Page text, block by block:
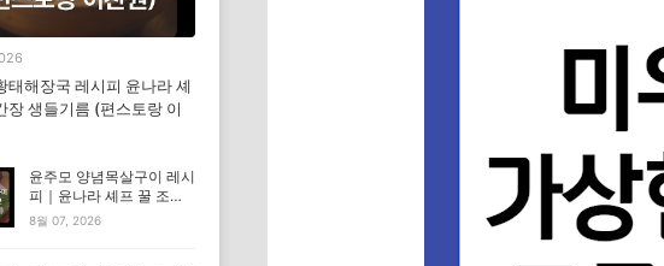
태해장국 레시피 윤나라 셰
장 생들기름 (편스토랑 이
윤주모 양념목살구이 레시
피｜윤나라 셰프 꿀 조선
간장 정보 (편스토랑 이찬
8월 07, 2026